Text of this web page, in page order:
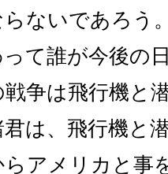
ないであろう
て誰が今後の
戦争は飛行機と
は、飛行機と
アメリカと事